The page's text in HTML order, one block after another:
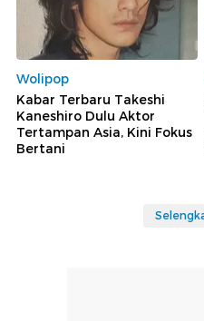
Wolipop
Kabar Terbaru Takeshi
Kaneshiro Dulu Aktor
Tertampan Asia, Kini Fokus
Bertani